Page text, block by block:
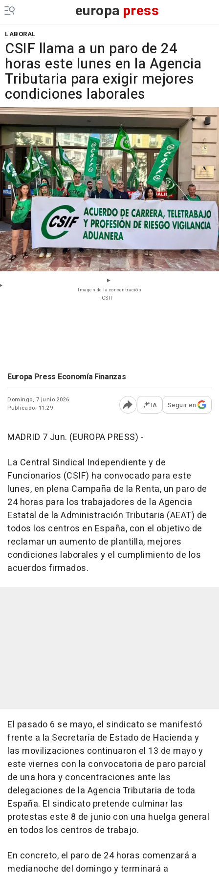
europa press
LABORAL
CSIF llama a un paro de 24
horas este lunes en la Agencia
Tributaria para exigir mejores
condiciones laborales
Imagen de la concentración
- CSIF
Europa Press Economía Finanzas
Domingo, 7 junio 2026
Publicado: 11:29
Abrir opciones para
IA Seguir en
MADRID 7 Jun. (EUROPA PRESS) -
La Central Sindical Independiente y de
Funcionarios (CSIF) ha convocado para este
lunes, en plena Campaña de la Renta, un paro de
24 horas para los trabajadores de la Agencia
Estatal de la Administración Tributaria (AEAT) de
todos los centros en España, con el objetivo de
reclamar un aumento de plantilla, mejores
condiciones laborales y el cumplimiento de los
acuerdos firmados.
El pasado 6 se mayo, el sindicato se manifestó
frente a la Secretaría de Estado de Hacienda y
las movilizaciones continuaron el 13 de mayo y
este viernes con la convocatoria de paro parcial
de una hora y concentraciones ante las
delegaciones de la Agencia Tributaria de toda
España. El sindicato pretende culminar las
protestas este 8 de junio con una huelga general
en todos los centros de trabajo.
En concreto, el paro de 24 horas comenzará a
medianoche del domingo y terminará a